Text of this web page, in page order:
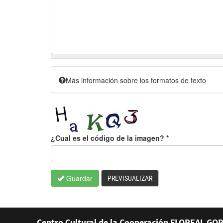
Más información sobre los formatos de texto
¿Cual es el código de la imagen? *
Guardar PREVISUALIZAR